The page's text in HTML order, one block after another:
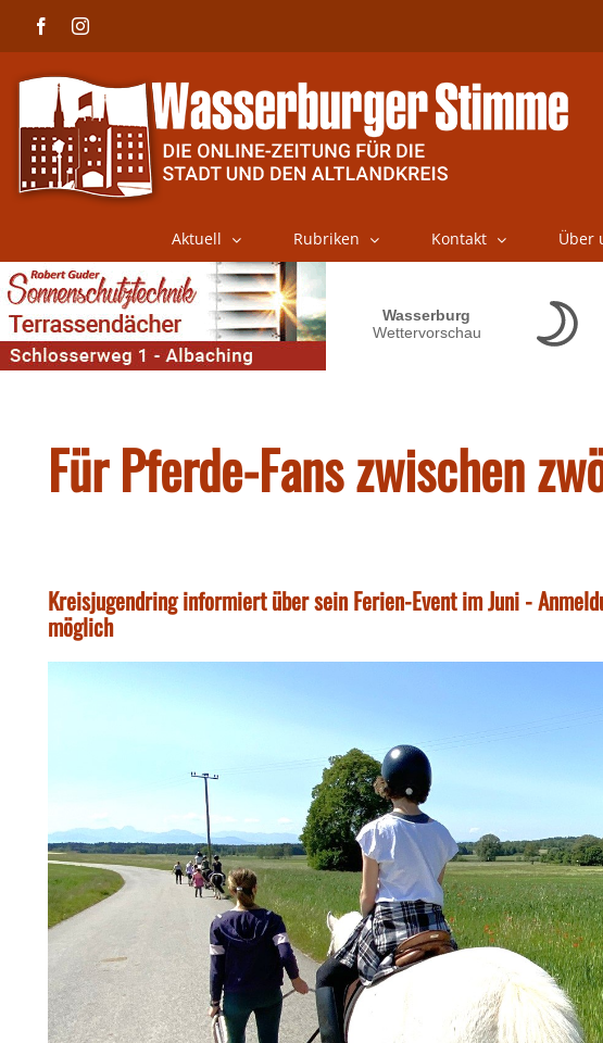
FacebookInstagram
Aktuell Rubriken Kontakt Über
Für Pferde-Fans zwischen
Kreisjugendring informiert über sein Ferien-Event im Juni -
möglich